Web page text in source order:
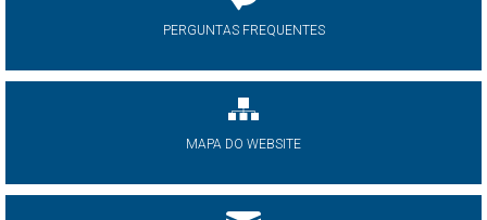
PERGUNTAS FREQUENTES
MAPA DO WEBSITE